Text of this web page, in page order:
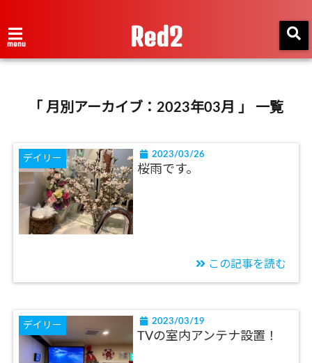
menu Red2
「 月別アーカイブ：2023年03月 」 一覧
デイリー 2023/03/26
桜雨です。
この記事を読む
デイリー 2023/03/19
TVの室内アンテナ設置！